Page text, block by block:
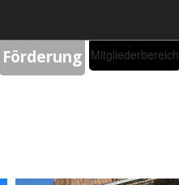
Förderung Mitgliederbereich